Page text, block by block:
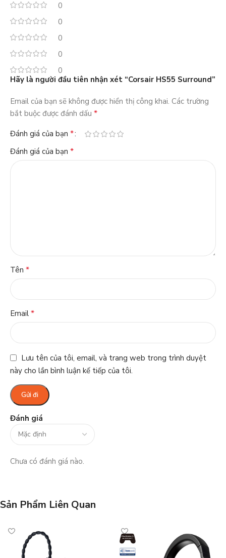
0
0
0
0
0
Đánh giá
Chưa có đánh giá nào.
Hãy là người đầu tiên nhận xét “Corsair HS55 Surround”
Email của bạn sẽ không được hiển thị công khai. Các trường
bắt buộc được đánh dấu *
Đánh giá của bạn *
Đánh giá của bạn *
Tên *
Email *
Lưu tên của tôi, email, và trang web trong trình duyệt
này cho lần bình luận kế tiếp của tôi.
Sản Phẩm Liên Quan